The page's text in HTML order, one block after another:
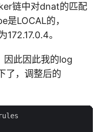
链中对dnat的匹配
LOCAL的，
。
因此因此我的log
了，调整后的